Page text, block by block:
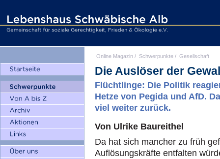
Online Magazin / Schwerpunkte / Gesellschaft
Die Auslöser der
Flüchtlinge: Die Politik
Hetze von Pegida und AfD.
viel weiter zurück.
Von Ulrike Baureithel
Da hat sich mancher zu früh
Auflösungskräfte entfalten